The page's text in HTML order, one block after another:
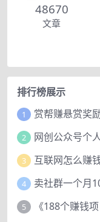
48670
文章
排行榜展示
1
2
3 互联网怎么赚
4 卖社群一个月
5